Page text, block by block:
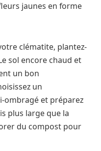
jaunes en forme
clématite, plantez-
sol encore chaud et
un bon
un
ombragé et préparez
plus large que la
du compost pour